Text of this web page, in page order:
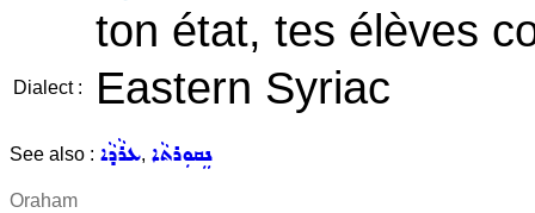
ton état, tes élèves
Dialect : Eastern Syriac
See also : ܥܪܵܕܵܐ, ܢܸܩܘܼܪܬܵܐ
Oraham